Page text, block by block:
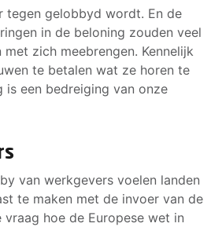
tegen gelobbyd wordt. En de
in de beloning zouden veel
zich meebrengen. Kennelijk
te betalen wat ze horen te
is een bedreiging van onze
van werkgevers voelen landen
te maken met de invoer van de
hoe de Europese wet in